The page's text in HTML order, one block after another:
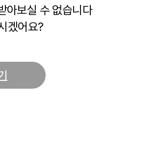
아보실 수 없습니다
겠어요?